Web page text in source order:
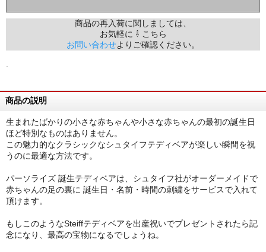
商品の再入荷に関しましては、
お気軽に ⇩ こちら
お問い合わせよりご確認ください。
商品の説明
生まれたばかりの小さな赤ちゃんや小さな赤ちゃんの最初の誕生日
ほど特別なものはありません。
この魅力的なクラシックなシュタイフテディベアが楽しい瞬間を祝
うのに最適な方法です。
パーソライズ 誕生テディベアは、シュタイフ社がオーダーメイドで
赤ちゃんの足の裏に 誕生日・名前・時間の刺繍をサービスで入れて
頂けます。
もしこのようなSteiffテディベアを出産祝いでプレゼントされたら記
念になり、最高の宝物になるでしょうね。